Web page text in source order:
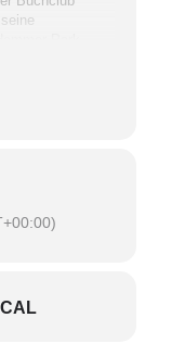
im Abstand
wählen
sich beim
wird von den